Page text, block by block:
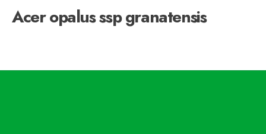
Acer opalus ssp granatensis